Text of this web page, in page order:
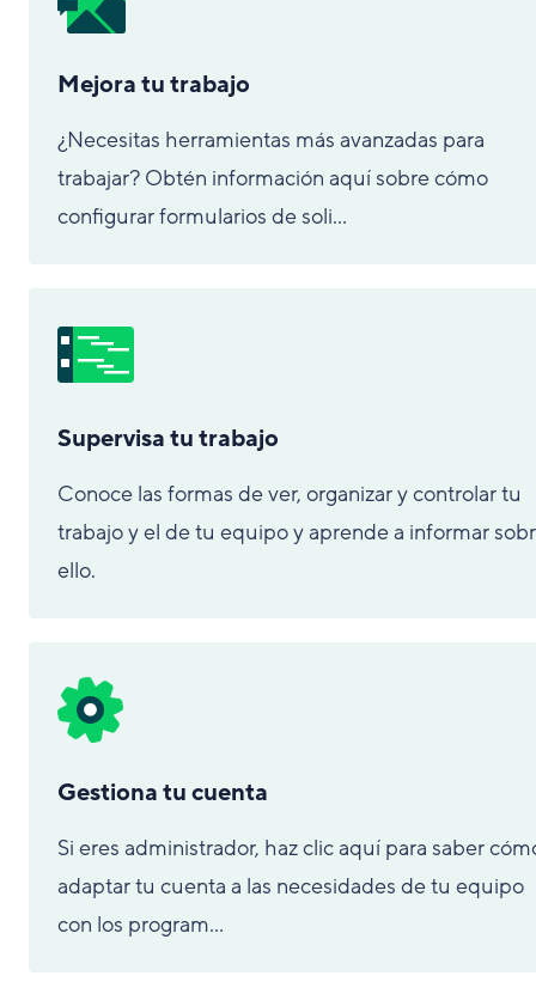
Mejora tu trabajo
¿Necesitas herramientas más avanzadas para
trabajar? Obtén información aquí sobre cómo
configurar formularios de soli...
Supervisa tu trabajo
Conoce las formas de ver, organizar y controlar tu
trabajo y el de tu equipo y aprende a informar
ello.
Gestiona tu cuenta
Si eres administrador, haz clic aquí para saber
adaptar tu cuenta a las necesidades de tu equipo
con los program...